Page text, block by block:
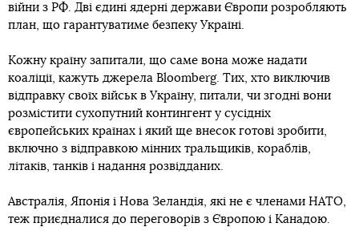
війни з РФ. Дві єдині ядерні держави Європи розробляють
план, що гарантуватиме безпеку Україні.
Кожну країну запитали, що саме вона може надати
коаліції, кажуть джерела Bloomberg. Тих, хто виключив
відправку своїх військ в Україну, питали, чи згодні вони
розмістити сухопутний контингент у сусідніх
європейських країнах і який ще внесок готові зробити,
включно з відправкою мінних тральщиків, кораблів,
літаків, танків і надання розвідданих.
Австралія, Японія і Нова Зеландія, які не є членами НАТО,
теж приєдналися до переговорів з Європою і Канадою.